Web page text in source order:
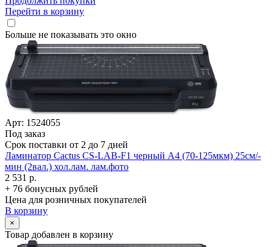
Перейти в корзину
Больше не показывать это окно
Арт: 1524055
Под заказ
Срок поставки от 2 до 7 дней
Ламинатор Cactus CS-LAB-F1 черный A4 (70-125мкм) 25см/­
мин (2вал.) хол.лам. лам.фото
2 531 р.
+ 76 бонусных рублей
Цена для розничных покупателей
В корзину
×
Товар добавлен в корзину